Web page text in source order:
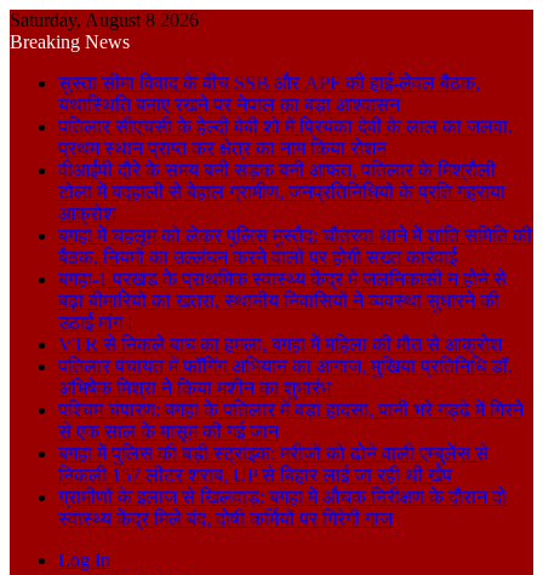
Saturday, August 8 2026
Breaking News
सुस्ता सीमा विवाद के बीच SSB और APF की हाई-लेवल बैठक,
यथास्थिति बनाए रखने पर नेपाल का बड़ा आश्वासन
पतिलार सीएचसी के हेल्दी बेबी शो में प्रियंका देवी के लाल का जलवा,
प्रथम स्थान प्राप्त कर क्षेत्र का नाम किया रोशन
वीआईपी दौरे के समय बनी सड़क बनी आफत, पतिलार के मिश्रौली
टोला में बदहाली से बेहाल ग्रामीण, जनप्रतिनिधियों के प्रति गहराया
आक्रोश
बगहा में चहलूम को लेकर पुलिस मुस्तैद: चौतरवा थाने में शांति समिति की
बैठक, नियमों का उल्लंघन करने वालों पर होगी सख्त कार्रवाई
बगहा-1 प्रखंड के प्राथमिक स्वास्थ्य केंद्र में जलनिकासी न होने से
बढ़ा बीमारियों का खतरा, स्थानीय निवासियों ने व्यवस्था सुधारने की
उठाई मांग।
VTR से निकले बाघ का हमला, बगहा में महिला की मौत से आक्रोश
पतिलार पंचायत में फॉगिंग अभियान का आगाज, मुखिया प्रतिनिधि डॉ.
अभिषेक मिश्रा ने किया मशीन का शुभारंभ
पश्चिम चंपारण: बगहा के पतिलार में बड़ा हादसा, पानी भरे गड्ढे में गिरने
से एक साल के मासूम की गई जान
बगहा में पुलिस की बड़ी स्ट्राइक: मरीजों को ढोने वाली एम्बुलेंस से
निकली 157 लीटर शराब, UP से बिहार लाई जा रही थी खेप
ग्रामीणों के इलाज से खिलवाड़: बगहा में औचक निरीक्षण के दौरान दो
स्वास्थ्य केंद्र मिले बंद, दोषी कर्मियों पर गिरेगी गाज
Log In